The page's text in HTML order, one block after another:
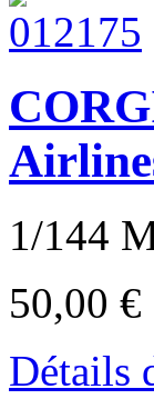
1/144
50,00 €
Détails